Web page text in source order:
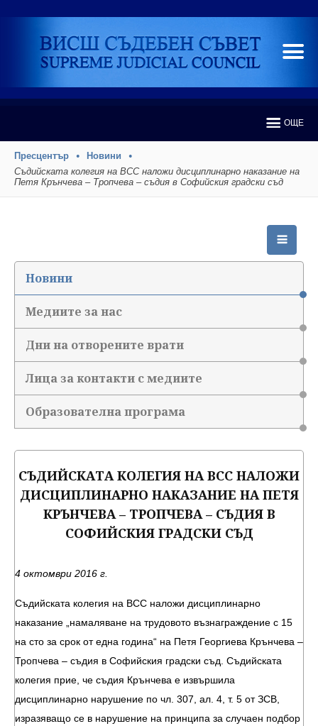
ОЩЕ
Пресцентър
Новини
Съдийската колегия на ВСС наложи дисциплинарно наказание на
Петя Крънчева – Тропчева – съдия в Софийския градски съд
Новини
Медиите за нас
Дни на отворените врати
Лица за контакти с медиите
Образователна програма
СЪДИЙСКАТА КОЛЕГИЯ НА ВСС НАЛОЖИ
ДИСЦИПЛИНАРНО НАКАЗАНИЕ НА ПЕТЯ
КРЪНЧЕВА – ТРОПЧЕВА – СЪДИЯ В
СОФИЙСКИЯ ГРАДСКИ СЪД
4 октомври 2016 г.
Съдийската колегия на ВСС наложи дисциплинарно
наказание „намаляване на трудовото възнаграждение с 15
на сто за срок от една година“ на Петя Георгиева Крънчева –
Тропчева – съдия в Софийския градски съд. Съдийската
колегия прие, че съдия Крънчева е извършила
дисциплинарно нарушение по чл. 307, ал. 4, т. 5 от ЗСВ,
изразяващо се в нарушение на принципа за случаен подбор